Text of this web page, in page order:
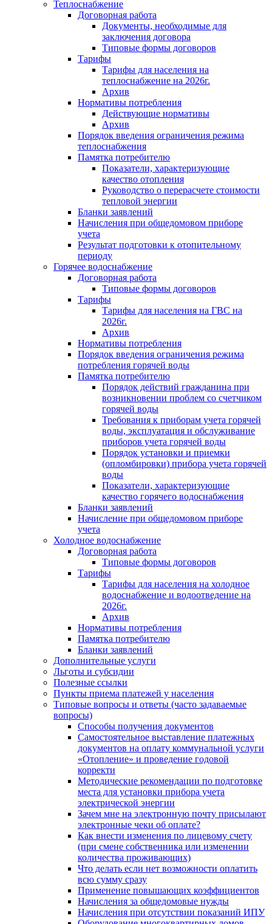
Теплоснабжение
Договорная работа
Документы, необходимые для
заключения договора
Типовые формы договоров
Тарифы
Тарифы для населения на
теплоснабжение на 2026г.
Архив
Нормативы потребления
Действующие нормативы
Архив
Порядок введения ограничения режима
теплоснабжения
Памятка потребителю
Показатели, характеризующие
качество отопления
Руководство о перерасчете стоимости
тепловой энергии
Бланки заявлений
Начисления при общедомовом приборе
учета
Результат подготовки к отопительному
периоду
Горячее водоснабжение
Договорная работа
Типовые формы договоров
Тарифы
Тарифы для населения на ГВС на
2026г.
Архив
Нормативы потребления
Порядок введения ограничения режима
потребления горячей воды
Памятка потребителю
Порядок действий гражданина при
возникновении проблем со счетчиком
горячей воды
Требования к приборам учета горячей
воды, эксплуатация и обслуживание
приборов учета горячей воды
Порядок установки и приемки
(опломбировки) прибора учета горячей
воды
Показатели, характеризующие
качество горячего водоснабжения
Бланки заявлений
Начисление при общедомовом приборе
учета
Холодное водоснабжение
Договорная работа
Типовые формы договоров
Тарифы
Тарифы для населения на холодное
водоснабжение и водоотведение на
2026г.
Архив
Нормативы потребления
Памятка потребителю
Бланки заявлений
Дополнительные услуги
Льготы и субсидии
Полезные ссылки
Пункты приема платежей у населения
Типовые вопросы и ответы (часто задаваемые
вопросы)
Способы получения документов
Самостоятельное выставление платежных
документов на оплату коммунальной услуги
«Отопление» и проведение годовой
корректи
Методические рекомендации по подготовке
места для установки прибора учета
электрической энергии
Зачем мне на электронную почту присылают
электронные чеки об оплате?
Как внести изменения по лицевому счету
(при смене собственника или изменении
количества проживающих)
Что делать если нет возможности оплатить
всю сумму сразу
Применение повышающих коэффициентов
Начисления за общедомовые нужды
Начисления при отсутствии показаний ИПУ